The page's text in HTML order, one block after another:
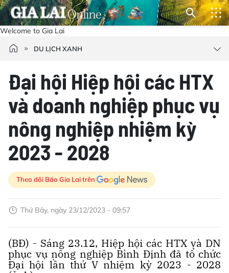
Welcome to Gia Lai
DU LỊCH XANH
Đại hội Hiệp hội các HTX
và doanh nghiệp phục vụ
nông nghiệp nhiệm kỳ
2023 - 2028
Theo dõi Báo Gia Lai trên
Thứ Bảy, ngày 23/12/2023 - 09:57
(BĐ) - Sáng 23.12, Hiệp hội các HTX và DN
phục vụ nông nghiệp Bình Định đã tổ chức
Đại hội lần thứ V nhiệm kỳ 2023 - 2028